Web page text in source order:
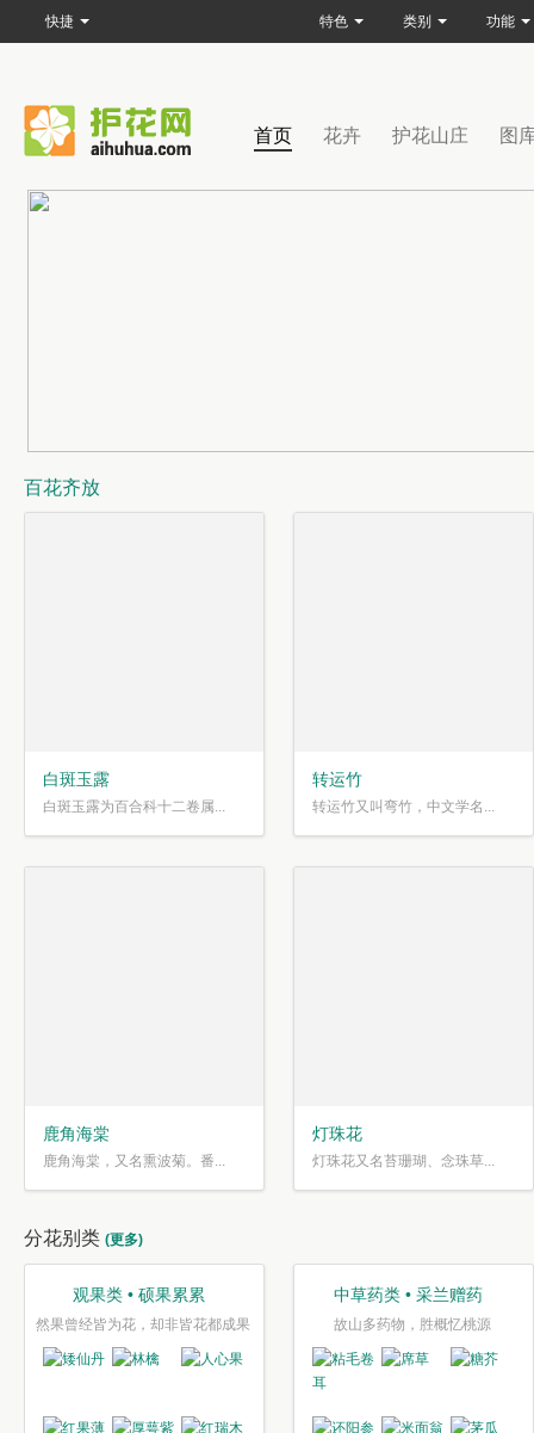
首页 花卉 护花山庄 图
百花齐放
白斑玉露
白斑玉露为百合科十二卷属...
转运竹
转运竹又叫弯竹，中文学名...
鹿角海棠
鹿角海棠，又名熏波菊。番...
灯珠花
灯珠花又名苔珊瑚、念珠草...
分花别类 (更多)
观果类 • 硕果累累
然果曾经皆为花，却非皆花都成果
中草药类 • 采兰赠药
故山多药物，胜概忆桃源
快捷 特色 类别 功能